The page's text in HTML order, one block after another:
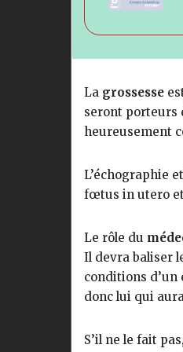
La grossesse
seront porteurs
heureusement
L’échographie
fœtus in utero et
Le rôle du
Il devra baliser
conditions d’un
donc lui qui
S’il ne le fait